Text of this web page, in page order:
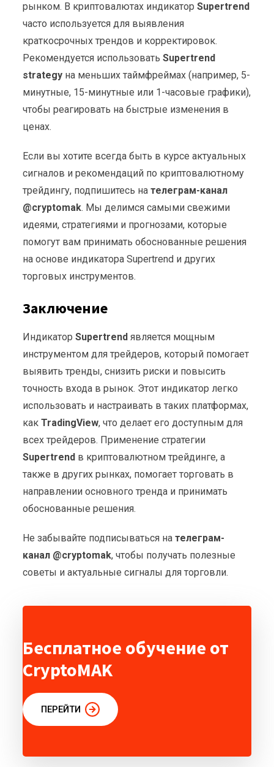
рынком. В криптовалютах индикатор Supertrend
часто используется для выявления
краткосрочных трендов и корректировок.
Рекомендуется использовать Supertrend
strategy на меньших таймфреймах (например, 5-
минутные, 15-минутные или 1-часовые графики),
чтобы реагировать на быстрые изменения в
ценах.
Если вы хотите всегда быть в курсе актуальных
сигналов и рекомендаций по криптовалютному
трейдингу, подпишитесь на телеграм-канал
@cryptomak. Мы делимся самыми свежими
идеями, стратегиями и прогнозами, которые
помогут вам принимать обоснованные решения
на основе индикатора Supertrend и других
торговых инструментов.
Заключение
Индикатор Supertrend является мощным
инструментом для трейдеров, который помогает
выявить тренды, снизить риски и повысить
точность входа в рынок. Этот индикатор легко
использовать и настраивать в таких платформах,
как TradingView, что делает его доступным для
всех трейдеров. Применение стратегии
Supertrend в криптовалютном трейдинге, а
также в других рынках, помогает торговать в
направлении основного тренда и принимать
обоснованные решения.
Не забывайте подписываться на телеграм-
канал @cryptomak, чтобы получать полезные
советы и актуальные сигналы для торговли.
Бесплатное обучение от
CryptoMAK
ПЕРЕЙТИ